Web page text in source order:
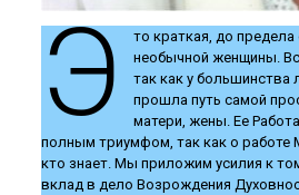
Э
то краткая, до
необычной женщины.
так как у большинства
прошла путь самой
матери, жены. Ее
полным триумфом, так как о работе
кто знает. Мы приложим усилия к
вклад в дело Возрождения